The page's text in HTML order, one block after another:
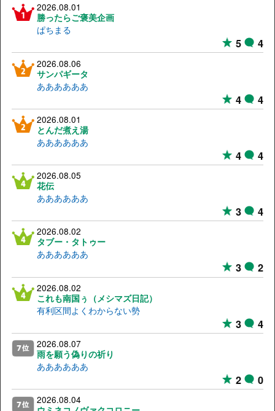
2026.08.01
勝ったらご褒美企画
ぱちまる
5 4
2026.08.06
サンパギータ
ああああああ
4 4
2026.08.01
とんだ煮え湯
ああああああ
4 4
2026.08.05
花伝
ああああああ
3 4
2026.08.02
タブー・タトゥー
ああああああ
3 2
2026.08.02
これも南国ぅ（メシマズ日記）
有利区間よくわからない勢
3 4
2026.08.07
雨を願う偽りの祈り
ああああああ
2 0
2026.08.04